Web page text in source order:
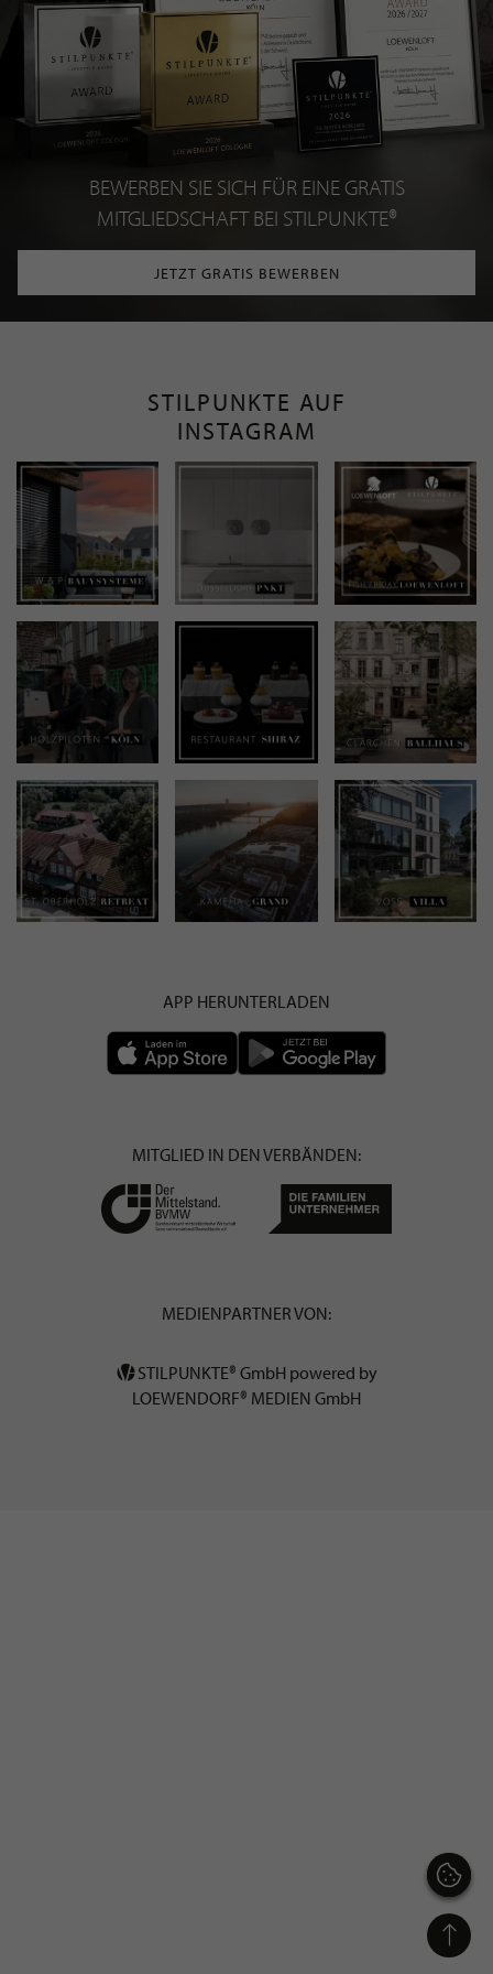
BEWERBEN SIE SICH FÜR EINE GRATIS
MITGLIEDSCHAFT BEI STILPUNKTE®
JETZT GRATIS BEWERBEN
STILPUNKTE AUF
INSTAGRAM
APP HERUNTERLADEN
MITGLIED IN DEN VERBÄNDEN:
MEDIENPARTNER VON:
STILPUNKTE® GmbH powered by
LOEWENDORF® MEDIEN GmbH